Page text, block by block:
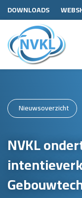
DOWNLOADS
Nieuwsoverzicht
NVKL